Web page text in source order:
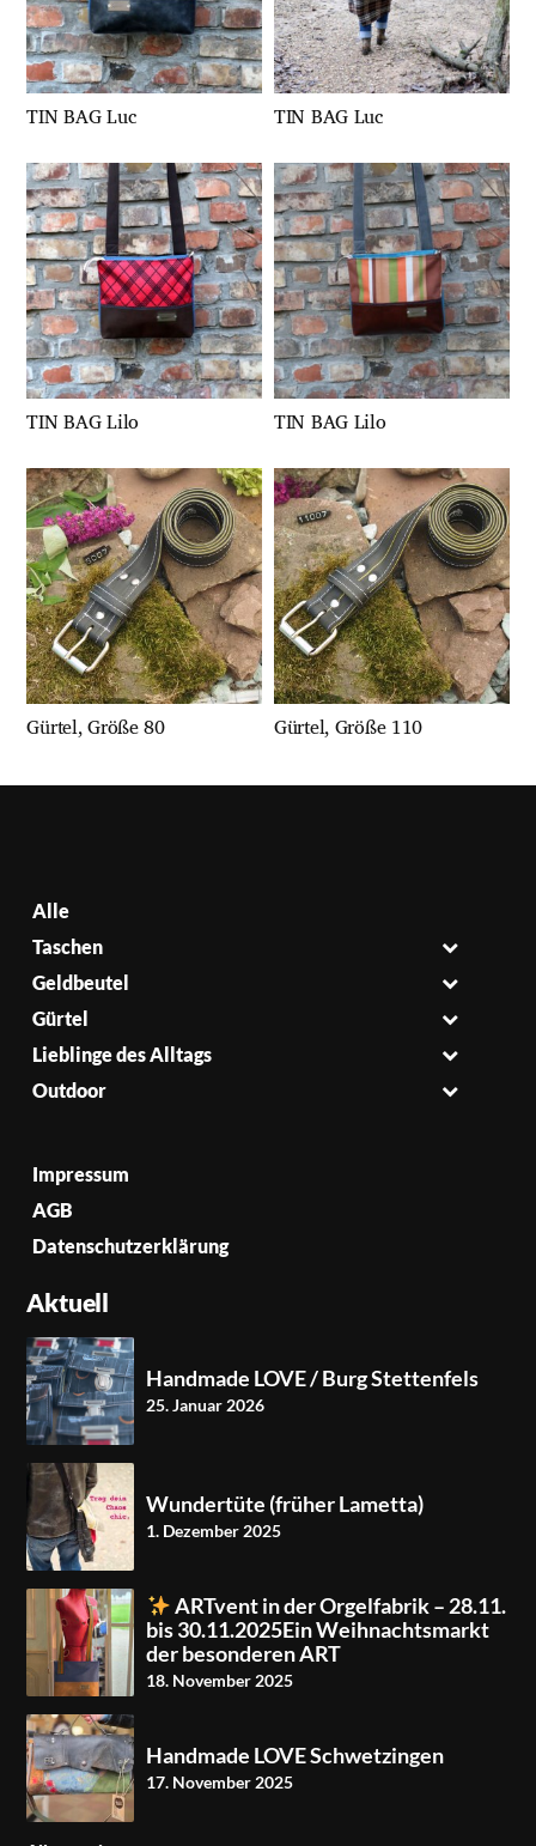
TIN BAG Luc TIN BAG Luc
TIN BAG Lilo TIN BAG Lilo
Gürtel, Größe 80 Gürtel, Größe 110
Alle
Taschen
Geldbeutel
Gürtel
Lieblinge des Alltags
Outdoor
Impressum
AGB
Datenschutzerklärung
Aktuell
Handmade LOVE / Burg Stettenfels
25. Januar 2026
Wundertüte (früher Lametta)
1. Dezember 2025
ARTvent in der Orgelfabrik – 28.11.
bis 30.11.2025Ein Weihnachtsmarkt
der besonderen ART
18. November 2025
Handmade LOVE Schwetzingen
17. November 2025